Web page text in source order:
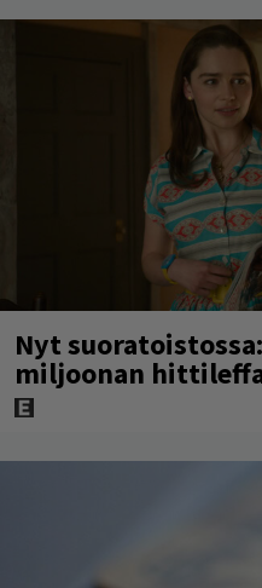
Nyt
miljoonan